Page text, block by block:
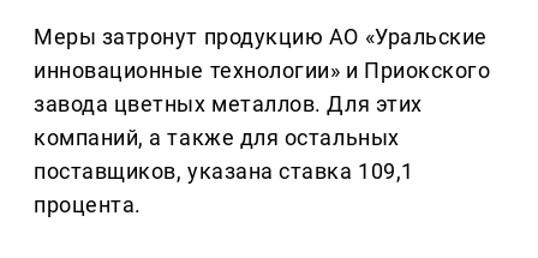
Меры затронут продукцию АО «Уральские
инновационные технологии» и Приокского
завода цветных металлов. Для этих
компаний, а также для остальных
поставщиков, указана ставка 109,1
процента.